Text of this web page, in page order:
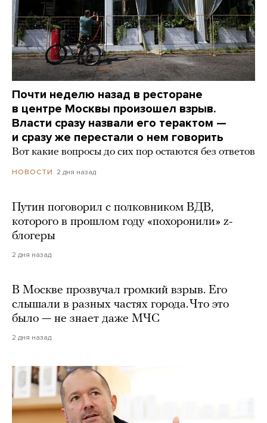
Почти неделю назад в ресторане
в центре Москвы произошел взрыв.
Власти сразу назвали его терактом —
и сразу же перестали о нем говорить
Вот какие вопросы до сих пор остаются без ответов
НОВОСТИ 2 дня назад
Путин поговорил с полковником ВДВ,
которого в прошлом году «похоронили» z-
блогеры
2 дня назад
В Москве прозвучал громкий взрыв. Его
слышали в разных частях города. Что это
было — не знает даже МЧС
2 дня назад